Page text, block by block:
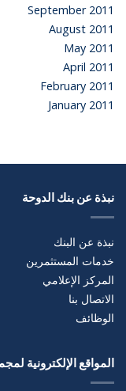
September 2011
August 2011
May 2011
April 2011
February 2011
January 2011
نبذة عن بنك الدوحة
نبذة عن البنك
خدمات المستثمرين
المركز الإعلامي
الاتصال بنا
الوظائف
المواقع الإلكترونية